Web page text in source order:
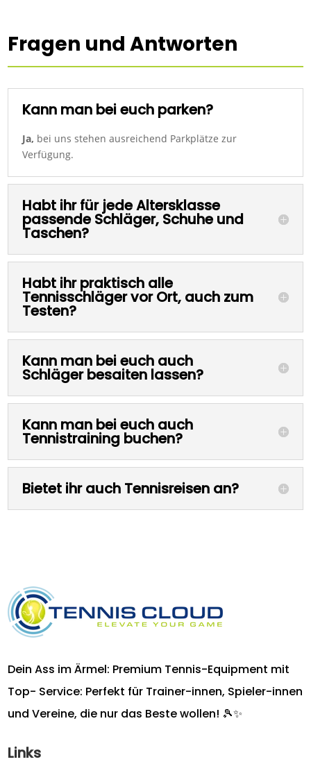
Fragen und Antworten
Kann man bei euch parken?
Ja, bei uns stehen ausreichend Parkplätze zur
Verfügung.
Habt ihr für jede Altersklasse
passende Schläger, Schuhe und
Taschen?
Habt ihr praktisch alle
Tennisschläger vor Ort, auch zum
Testen?
Kann man bei euch auch
Schläger besaiten lassen?
Kann man bei euch auch
Tennistraining buchen?
Bietet ihr auch Tennisreisen an?
Dein Ass im Ärmel: Premium Tennis-Equipment mit
Top- Service: Perfekt für Trainer-innen, Spieler-innen
und Vereine, die nur das Beste wollen! 🎾✨
Links